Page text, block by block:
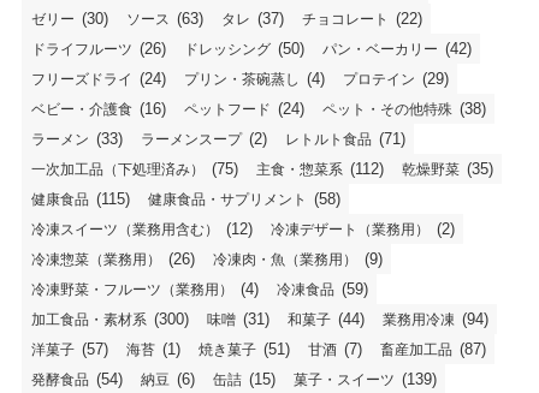
ゼリー (30) ソース (63) タレ (37) チョコレート (22)
ドライフルーツ (26) ドレッシング (50) パン・ベーカリー (42)
フリーズドライ (24) プリン・茶碗蒸し (4) プロテイン (29)
ベビー・介護食 (16) ペットフード (24) ペット・その他特殊 (38)
ラーメン (33) ラーメンスープ (2) レトルト食品 (71)
一次加工品（下処理済み） (75) 主食・惣菜系 (112) 乾燥野菜 (35)
健康食品 (115) 健康食品・サプリメント (58)
冷凍スイーツ（業務用含む） (12) 冷凍デザート（業務用） (2)
冷凍惣菜（業務用） (26) 冷凍肉・魚（業務用） (9)
冷凍野菜・フルーツ（業務用） (4) 冷凍食品 (59)
加工食品・素材系 (300) 味噌 (31) 和菓子 (44) 業務用冷凍 (94)
洋菓子 (57) 海苔 (1) 焼き菓子 (51) 甘酒 (7) 畜産加工品 (87)
発酵食品 (54) 納豆 (6) 缶詰 (15) 菓子・スイーツ (139)